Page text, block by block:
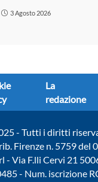
3 Agosto 2026
La
redazione
- Tutti i diritti
Firenze n. 5759 del
- Via F.lli Cervi 21
- Num. iscrizione